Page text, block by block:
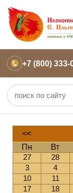
+7 (800) 333-
<<
Пн
Вт
27
28
3
4
10
11
17
18